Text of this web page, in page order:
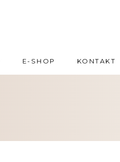
E-SHOP KONTAKT